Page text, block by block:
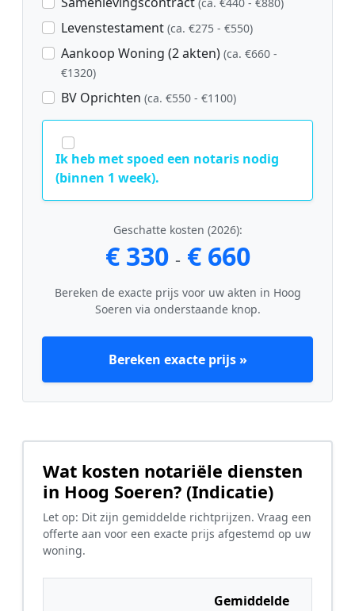
Levenstestament (ca. €275 - €550)
Aankoop Woning (2 akten) (ca. €660 -
€1320)
BV Oprichten (ca. €550 - €1100)
Ik heb met spoed een notaris nodig
(binnen 1 week).
Geschatte kosten (2026):
€ 330 - € 660
Bereken de exacte prijs voor uw akten in Hoog
Soeren via onderstaande knop.
Bereken exacte prijs »
Wat kosten notariële diensten
in Hoog Soeren? (Indicatie)
Let op: Dit zijn gemiddelde richtprijzen. Vraag een
offerte aan voor een exacte prijs afgestemd op uw
woning.
Gemiddelde